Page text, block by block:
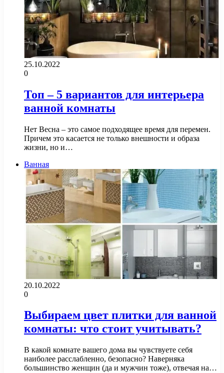
25.10.2022
0
Топ – 5 вариантов для интерьера
ванной комнаты
Нет Весна – это самое подходящее время для перемен.
Причем это касается не только внешности и образа
жизни, но и…
Ванная
20.10.2022
0
Выбираем цвет плитки для ванной
комнаты: что стоит учитывать?
В какой комнате вашего дома вы чувствуете себя
наиболее расслабленно, безопасно? Наверняка
большинство женщин (да и мужчин тоже), отвечая на…